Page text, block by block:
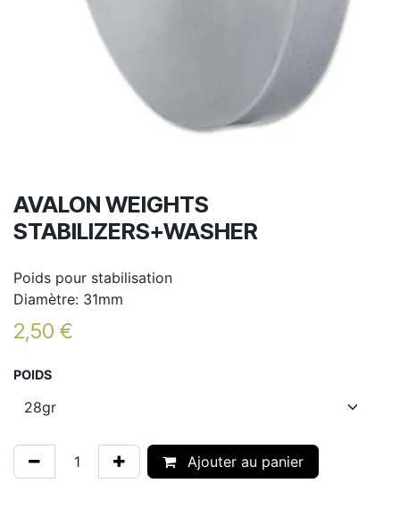
AVALON WEIGHTS
STABILIZERS+WASHER
Poids pour stabilisation
Diamètre: 31mm
2,50 €
POIDS
Ajouter au panier